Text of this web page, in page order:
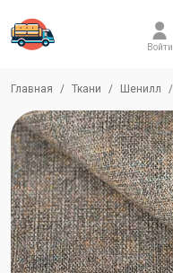
Войти
Главная Ткани Шенилл